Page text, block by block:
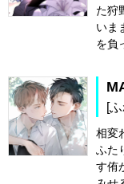
た狩
いま
を負
[
相変
ふた
す侑